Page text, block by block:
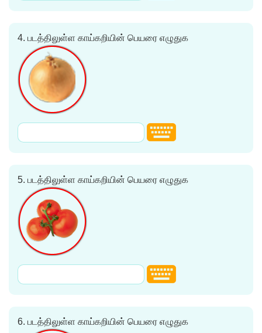
4. படத்திலுள்ள காய்கறியின் பெயரை எழுதுக
5. படத்திலுள்ள காய்கறியின் பெயரை எழுதுக
6. படத்திலுள்ள காய்கறியின் பெயரை எழுதுக